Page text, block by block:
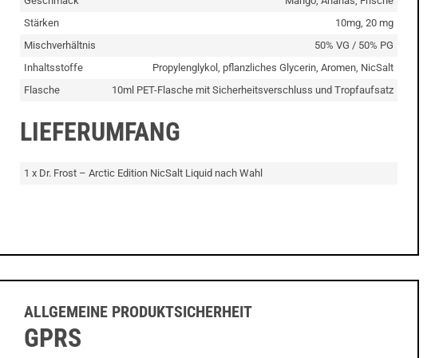
Stärken
10mg, 20 mg
Mischverhältnis
50% VG / 50% PG
Inhaltsstoffe
Propylenglykol, pflanzliches Glycerin, Aromen, NicSalt
Flasche
10ml PET-Flasche mit Sicherheitsverschluss und Tropfaufsatz
LIEFERUMFANG
1 x Dr. Frost – Arctic Edition NicSalt Liquid nach Wahl
ALLGEMEINE PRODUKTSICHERHEIT
GPRS